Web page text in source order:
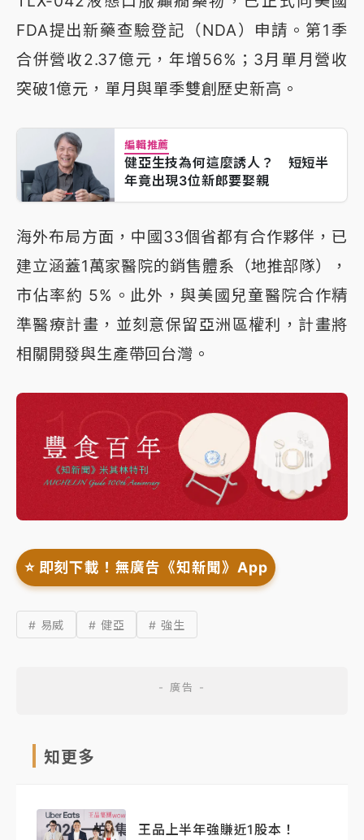
FDA提出新藥查驗登記（NDA）申請。第1季
合併營收2.37億元，年增56%；3月單月營收
突破1億元，單月與單季雙創歷史新高。
編輯推薦
健亞生技為何這麼誘人？ 短短半
年竟出現3位新郎要娶親
海外布局方面，中國33個省都有合作夥伴，已
建立涵蓋1萬家醫院的銷售體系（地推部隊），
市佔率約 5%。此外，與美國兒童醫院合作精
準醫療計畫，並刻意保留亞洲區權利，計畫將
相關開發與生產帶回台灣。
⭐️ 即刻下載！無廣告《知新聞》App
# 易威 # 健亞 # 強生
知更多
王品上半年強賺近1股本！